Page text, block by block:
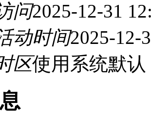
问2025-12-31
动时间2025-12-
区使用系统默认